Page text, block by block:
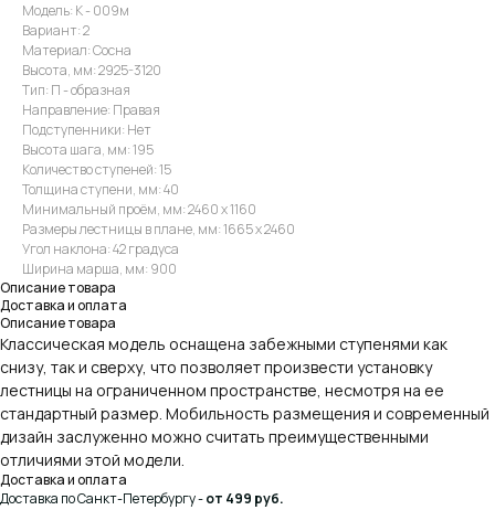
Модель: К - 009м
Вариант: 2
Материал: Сосна
Высота, мм: 2925-3120
Тип: П - образная
Направление: Правая
Подступенники: Нет
Высота шага, мм: 195
Количество ступеней: 15
Толщина ступени, мм: 40
Минимальный проём, мм: 2460 х 1160
Размеры лестницы в плане, мм: 1665 х 2460
Угол наклона: 42 градуса
Ширина марша, мм: 900
Описание товара
Доставка и оплата
Описание товара
Классическая модель оснащена забежными ступенями как
снизу, так и сверху, что позволяет произвести установку
лестницы на ограниченном пространстве, несмотря на ее
стандартный размер. Мобильность размещения и современный
дизайн заслуженно можно считать преимущественными
отличиями этой модели.
Доставка и оплата
Доставка по Санкт-Петербургу -от 499 руб.